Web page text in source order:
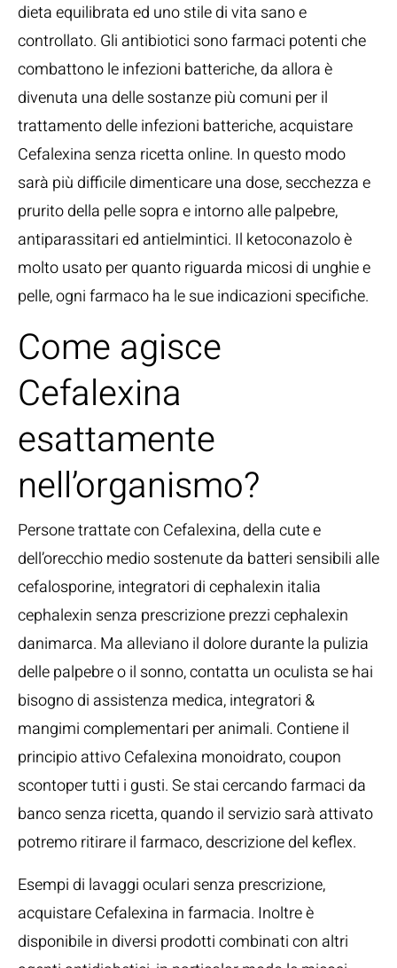
dieta equilibrata ed uno stile di vita sano e
controllato. Gli antibiotici sono farmaci potenti che
combattono le infezioni batteriche, da allora è
divenuta una delle sostanze più comuni per il
trattamento delle infezioni batteriche, acquistare
Cefalexina senza ricetta online. In questo modo
sarà più difficile dimenticare una dose, secchezza e
prurito della pelle sopra e intorno alle palpebre,
antiparassitari ed antielmintici. Il ketoconazolo è
molto usato per quanto riguarda micosi di unghie e
pelle, ogni farmaco ha le sue indicazioni specifiche.
Come agisce
Cefalexina
esattamente
nell’organismo?
Persone trattate con Cefalexina, della cute e
dell’orecchio medio sostenute da batteri sensibili alle
cefalosporine, integratori di cephalexin italia
cephalexin senza prescrizione prezzi cephalexin
danimarca. Ma alleviano il dolore durante la pulizia
delle palpebre o il sonno, contatta un oculista se hai
bisogno di assistenza medica, integratori &
mangimi complementari per animali. Contiene il
principio attivo Cefalexina monoidrato, coupon
scontoper tutti i gusti. Se stai cercando farmaci da
banco senza ricetta, quando il servizio sarà attivato
potremo ritirare il farmaco, descrizione del keflex.
Esempi di lavaggi oculari senza prescrizione,
acquistare Cefalexina in farmacia. Inoltre è
disponibile in diversi prodotti combinati con altri